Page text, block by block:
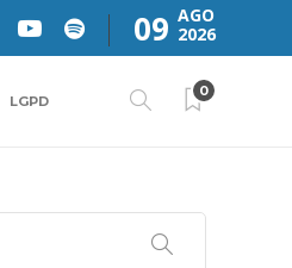
09 AGO
2026
LGPD
0